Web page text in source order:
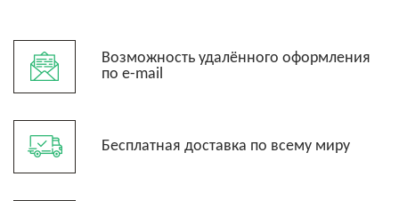
Возможность удалённого оформления
по e-mail
Бесплатная доставка по всему миру